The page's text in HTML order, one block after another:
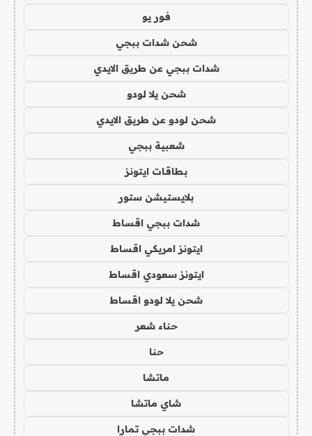
فور يو
شحن شدات ببجي
شدات ببجي عن طريق الايدي
شحن يلا لودو
شحن لودو عن طريق الايدي
شعبية ببجي
بطاقات ايتونز
بلايستيشن ستور
شدات ببجي اقساط
ايتونز امريكي اقساط
ايتونز سعودي اقساط
شحن يلا لودو اقساط
حناء شعر
حنا
ماتشا
شاي ماتشا
شدات ببجي تمارا